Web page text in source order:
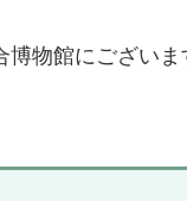
物館にござい